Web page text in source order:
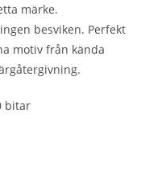
märke.
besviken. Perfekt
motiv från kända
bitar